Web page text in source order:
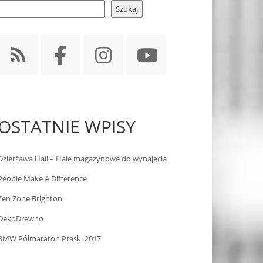
Szukaj
WPISY
Hali – Hale magazynowe do wynajęcia
Make A Difference
Zone Brighton
Półmaraton Praski 2017